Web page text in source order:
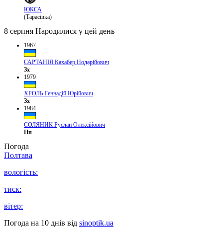
ЮКСА
(Тарасівка)
8 серпня Народилися у цей день
1967
САРТАНІЯ Кахабер Нодарійович
Зх
1979
ХРОЛЬ Геннадій Юрійович
Зх
1984
СОЛЯНИК Руслан Олексійович
Нп
Погода
Полтава
вологість:
тиск:
вітер:
Погода на 10 днів від sinoptik.ua